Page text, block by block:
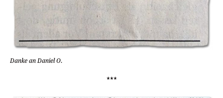
Danke an Daniel O.
***